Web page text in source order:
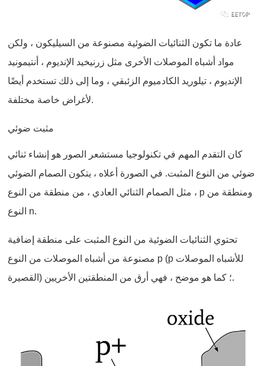
عادة ما تكون الثنائيات الضوئية مصنوعة من السيليكون ، ولكن
مواد أشباه الموصلات الأخرى مثل زرنيخيد الإنديوم ، أنتيمونيد
الإنديوم ، تيلوريد الكادميوم الزئبقي ، وما إلى ذلك تستخدم أيضًا
لأغراض خاصة مختلفة.
مثبت ضوئي
كان التقدم المهم في تكنولوجيا مستشعر الصور هو إنشاء ثنائي
ضوئي من النوع المثبت. في الصورة أعلاه ، يتكون الصمام الضوئي
، مثل الصمام الثنائي العادي ، من منطقة من النوع p ومنطقة من
النوع n.
تحتوي الثنائيات الضوئية من النوع المثبت على منطقة إضافية
مصنوعة من أشباه الموصلات من النوع p (p للأشباه الموصلات
القصيرة) ؛ كما هو موضح ، فهي أرق من المنطقتين الأخريين.